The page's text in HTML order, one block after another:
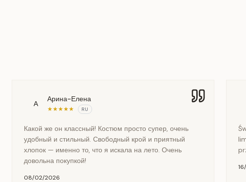
А
Арина-Елена
★★★★★ RU
Какой же он классный! Костюм просто супер, очень
удобный и стильный. Свободный крой и приятный
хлопок — именно то, что я искала на лето. Очень
довольна покупкой!
08/02/2026